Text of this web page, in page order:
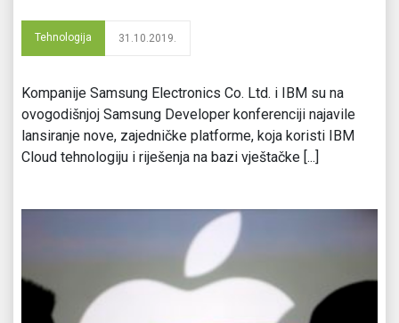
Tehnologija 31.10.2019.
Kompanije Samsung Electronics Co. Ltd. i IBM su na
ovogodišnjoj Samsung Developer konferenciji najavile
lansiranje nove, zajedničke platforme, koja koristi IBM
Cloud tehnologiju i riješenja na bazi vještačke [...]